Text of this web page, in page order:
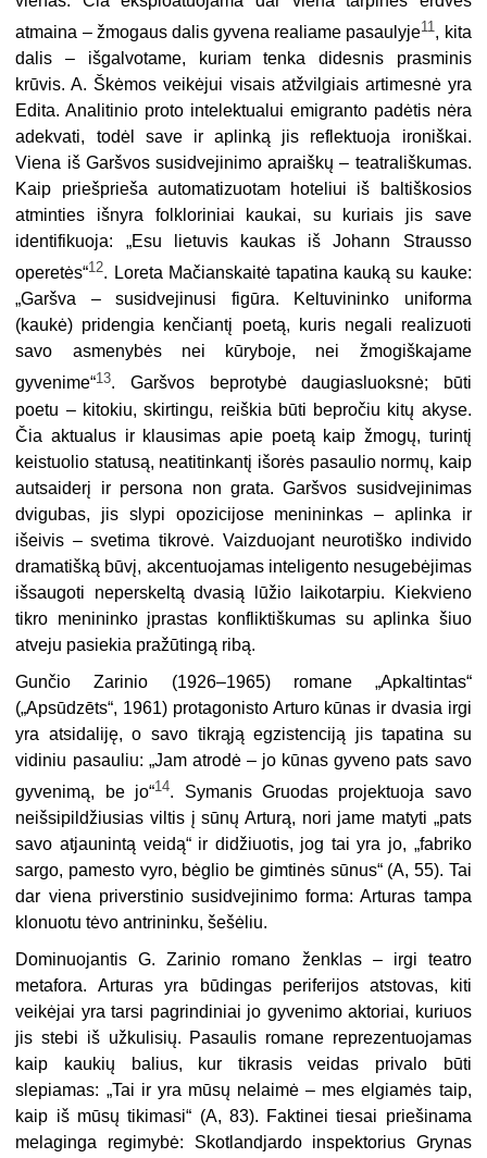
atmaina – žmogaus dalis gyvena realiame pasaulyje11 , kita
dalis – išgalvotame, kuriam tenka didesnis prasminis
krūvis. A. Škėmos veikėjui visais atžvilgiais artimesnė yra
Edita. Analitinio proto intelektualui emigranto padėtis nėra
adekvati, todėl save ir aplinką jis reflektuoja ironiškai.
Viena iš Garšvos susidvejinimo apraiškų – teatrališkumas.
Kaip priešprieša automatizuotam hoteliui iš baltiškosios
atminties išnyra folkloriniai kaukai, su kuriais jis save
identifikuoja: „Esu lietuvis kaukas iš Johann Strausso
operetės“12. Loreta Mačianskaitė tapatina kauką su kauke:
„Garšva – susidvejinusi figūra. Keltuvininko uniforma
(kaukė) pridengia kenčiantį poetą, kuris negali realizuoti
savo asmenybės nei kūryboje, nei žmogiškajame
gyvenime“13. Garšvos beprotybė daugiasluoksnė; būti
poetu – kitokiu, skirtingu, reiškia būti bepročiu kitų akyse.
Čia aktualus ir klausimas apie poetą kaip žmogų, turintį
keistuolio statusą, neatitinkantį išorės pasaulio normų, kaip
autsaiderį ir persona non grata. Garšvos susidvejinimas
dvigubas, jis slypi opozicijose menininkas – aplinka ir
išeivis – svetima tikrovė. Vaizduojant neurotiško individo
dramatišką būvį, akcentuojamas inteligento nesugebėjimas
išsaugoti neperskeltą dvasią lūžio laikotarpiu. Kiekvieno
tikro menininko įprastas konfliktiškumas su aplinka šiuo
atveju pasiekia pražūtingą ribą.
Gunčio Zarinio (1926–1965) romane „Apkaltintas“
(„Apsūdzēts“, 1961) protagonisto Arturo kūnas ir dvasia irgi
yra atsidaliję, o savo tikrąją egzistenciją jis tapatina su
vidiniu pasauliu: „Jam atrodė – jo kūnas gyveno pats savo
gyvenimą, be jo“14. Symanis Gruodas projektuoja savo
neišsipildžiusias viltis į sūnų Arturą, nori jame matyti „pats
savo atjaunintą veidą“ ir didžiuotis, jog tai yra jo, „fabriko
sargo, pamesto vyro, bėglio be gimtinės sūnus“ (A, 55). Tai
dar viena priverstinio susidvejinimo forma: Arturas tampa
klonuotu tėvo antrininku, šešėliu.
Dominuojantis G. Zarinio romano ženklas – irgi teatro
metafora. Arturas yra būdingas periferijos atstovas, kiti
veikėjai yra tarsi pagrindiniai jo gyvenimo aktoriai, kuriuos
jis stebi iš užkulisių. Pasaulis romane reprezentuojamas
kaip kaukių balius, kur tikrasis veidas privalo būti
slepiamas: „Tai ir yra mūsų nelaimė – mes elgiamės taip,
kaip iš mūsų tikimasi“ (A, 83). Faktinei tiesai priešinama
melaginga regimybė: Skotlandjardo inspektorius Grynas